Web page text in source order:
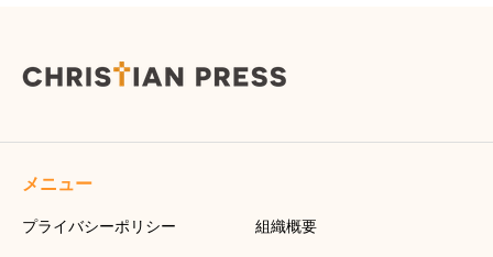
メニュー
プライバシーポリシー 組織概要